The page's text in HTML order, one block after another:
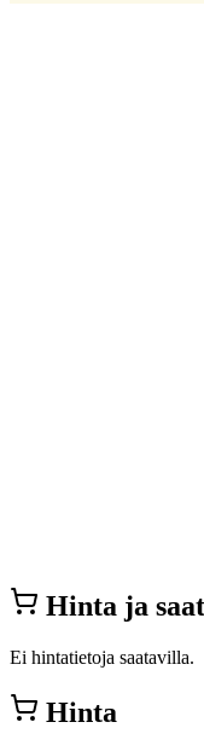
Hinta ja
Ei hintatietoja saatavilla.
Hinta